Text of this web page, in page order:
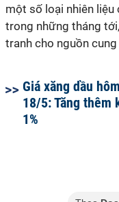
một số loại nhiên
trong những tháng
tranh cho nguồn
Giá xăng dầu
18/5: Tăng thêm
1%